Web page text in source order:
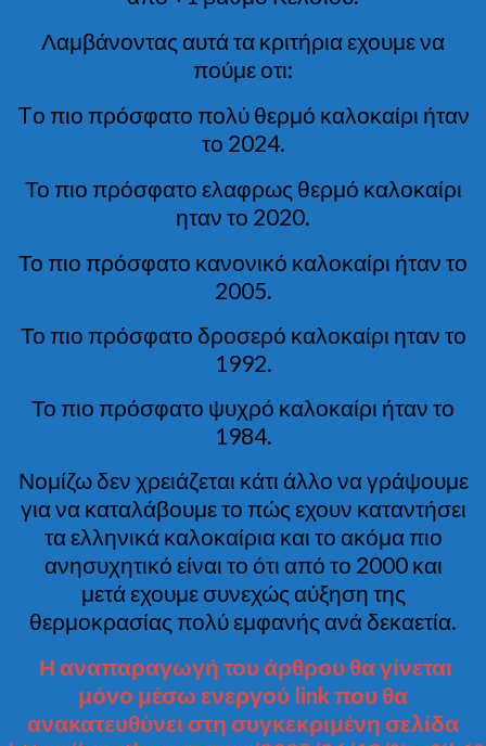
Λαμβάνοντας αυτά τα κριτήρια εχουμε να
πούμε οτι:
Tο πιο πρόσφατο πολύ θερμό καλοκαίρι ήταν
το 2024.
Το πιο πρόσφατο ελαφρως θερμό καλοκαίρι
ηταν το 2020.
Το πιο πρόσφατο κανονικό καλοκαίρι ήταν το
2005.
Το πιο πρόσφατο δροσερό καλοκαίρι ηταν το
1992.
Το πιο πρόσφατο ψυχρό καλοκαίρι ήταν το
1984.
Νομίζω δεν χρειάζεται κάτι άλλο να γράψουμε
για να καταλάβουμε το πώς εχουν καταντήσει
τα ελληνικά καλοκαίρια και το ακόμα πιο
ανησυχητικό είναι το ότι από το 2000 και
μετά εχουμε συνεχώς αύξηση της
θερμοκρασίας πολύ εμφανής ανά δεκαετία.
Η αναπαραγωγή του άρθρου θα γίνεται
μόνο μέσω ενεργού link που θα
ανακατευθύνει στη συγκεκριμένη σελίδα